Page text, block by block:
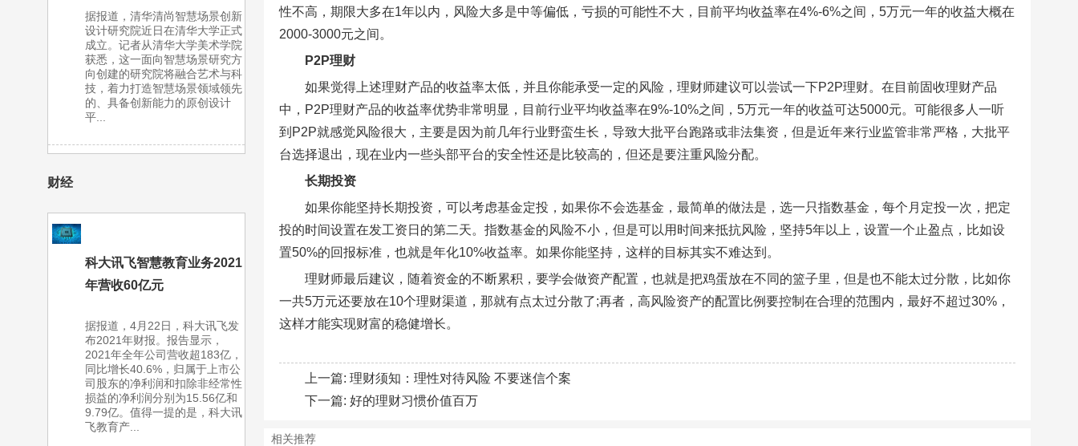
据报道，清华清尚智慧场景创新
设计研究院近日在清华大学正式
成立。记者从清华大学美术学院
获悉，这一面向智慧场景研究方
向创建的研究院将融合艺术与科
技，着力打造智慧场景领域领先
的、具备创新能力的原创设计
平...
财经
科大讯飞智慧教育业务2021
年营收60亿元
据报道，4月22日，科大讯飞发
布2021年财报。报告显示，
2021年全年公司营收超183亿，
同比增长40.6%，归属于上市公
司股东的净利润和扣除非经常性
损益的净利润分别为15.56亿和
9.79亿。值得一提的是，科大讯
飞教育产...
性不高，期限大多在1年以内，风险大多是中等偏低，亏损的可能性不大，目前平均收益率在4%-6%之间，5万元一年的收益大概在
2000-3000元之间。
P2P理财
如果觉得上述理财产品的收益率太低，并且你能承受一定的风险，理财师建议可以尝试一下P2P理财。在目前固收理财产品
中，P2P理财产品的收益率优势非常明显，目前行业平均收益率在9%-10%之间，5万元一年的收益可达5000元。可能很多人一听
到P2P就感觉风险很大，主要是因为前几年行业野蛮生长，导致大批平台跑路或非法集资，但是近年来行业监管非常严格，大批平
台选择退出，现在业内一些头部平台的安全性还是比较高的，但还是要注重风险分配。
长期投资
如果你能坚持长期投资，可以考虑基金定投，如果你不会选基金，最简单的做法是，选一只指数基金，每个月定投一次，把定
投的时间设置在发工资日的第二天。指数基金的风险不小，但是可以用时间来抵抗风险，坚持5年以上，设置一个止盈点，比如设
置50%的回报标准，也就是年化10%收益率。如果你能坚持，这样的目标其实不难达到。
理财师最后建议，随着资金的不断累积，要学会做资产配置，也就是把鸡蛋放在不同的篮子里，但是也不能太过分散，比如你
一共5万元还要放在10个理财渠道，那就有点太过分散了;再者，高风险资产的配置比例要控制在合理的范围内，最好不超过30%，
这样才能实现财富的稳健增长。
上一篇: 理财须知：理性对待风险 不要迷信个案
下一篇: 好的理财习惯价值百万
相关推荐